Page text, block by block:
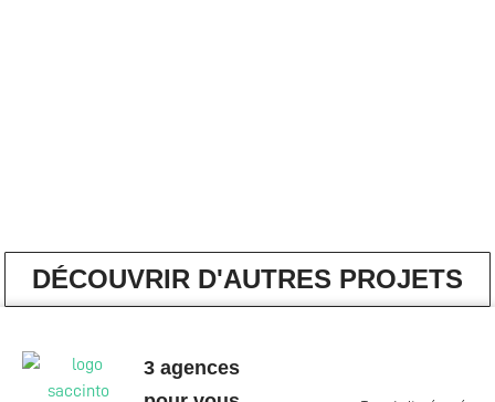
DÉCOUVRIR D'AUTRES PROJETS
3 agences